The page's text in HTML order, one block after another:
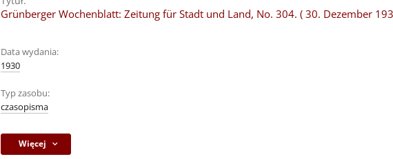
Grünberger Wochenblatt: Zeitung für Stadt und Land, No. 304. ( 30. Dezember
Data wydania:
1930
Typ zasobu:
czasopisma
Więcej